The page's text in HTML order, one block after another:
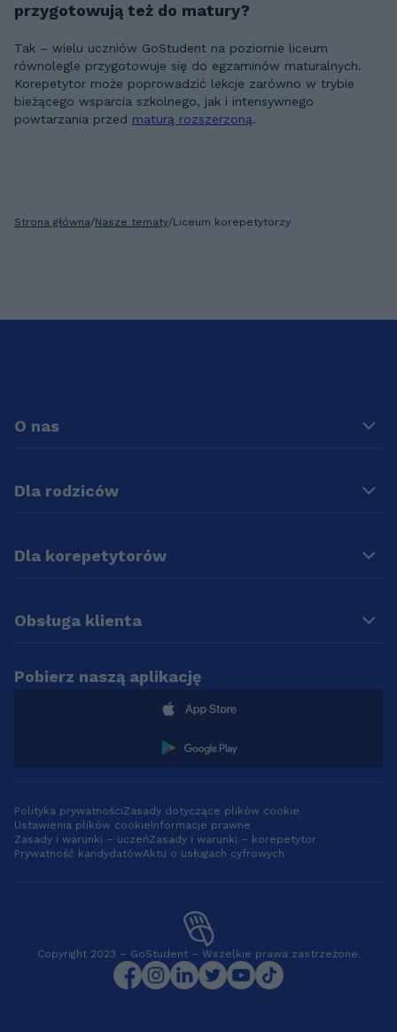
przygotowują też do matury?
Tak – wielu uczniów GoStudent na poziomie liceum
równolegle przygotowuje się do egzaminów maturalnych.
Korepetytor może poprowadzić lekcje zarówno w trybie
bieżącego wsparcia szkolnego, jak i intensywnego
powtarzania przed maturą rozszerzoną.
Strona główna/Nasze tematy/Liceum korepetytorzy
O nas
Dla rodziców
Dla korepetytorów
Obsługa klienta
Pobierz naszą aplikację
Polityka prywatnościZasady dotyczące plików cookie
Ustawienia plików cookieInformacje prawne
Zasady i warunki – uczeńZasady i warunki – korepetytor
Prywatność kandydatówAktu o usługach cyfrowych
Copyright 2023 – GoStudent – Wszelkie prawa zastrzeżone.